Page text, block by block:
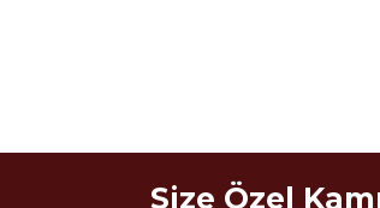
Size Özel